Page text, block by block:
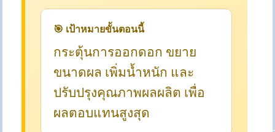
🎯 เป้าหมายขั้นตอนนี้
กระตุ้นการออกดอก ขยาย
ขนาดผล เพิ่มน้ำหนัก และ
ปรับปรุงคุณภาพผลผลิต เพื่อ
ผลตอบแทนสูงสุด